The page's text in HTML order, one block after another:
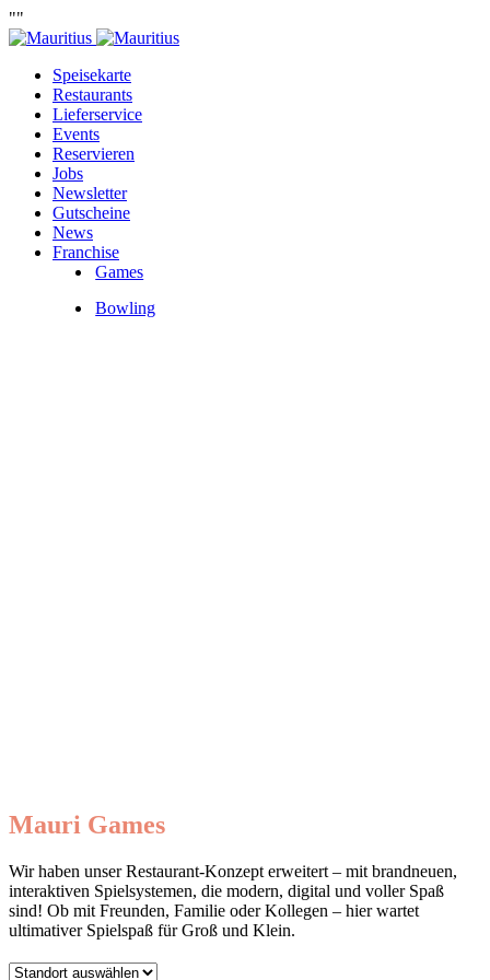
""
Speisekarte
Restaurants
Lieferservice
Events
Reservieren
Jobs
Newsletter
Gutscheine
News
Franchise
Games
Bowling
Mauri Games
Wir haben unser Restaurant-Konzept erweitert – mit brandneuen,
interaktiven Spielsystemen, die modern, digital und voller Spaß
sind! Ob mit Freunden, Familie oder Kollegen – hier wartet
ultimativer Spielspaß für Groß und Klein.